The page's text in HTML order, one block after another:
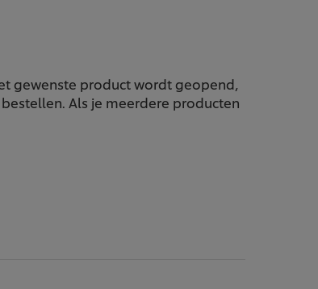
gewenste product wordt geopend,
Als je meerdere producten